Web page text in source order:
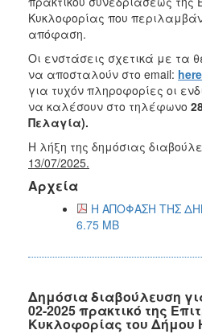
Κυκλοφορίας που
απόφαση.
Οι ενστάσεις σχετικά με τα
να αποσταλούν στο email:
για τυχόν πληροφορίες οι
να καλέσουν στο τηλέφωνο
Πελαγία).
Η λήξη της δημόσιας
13/07/2025.
Αρχεία
Η ΑΠΟΦΑΣΗ ΤΗΣ
6.75 MB
Δημόσια διαβούλευση
02-2025 πρακτικό της
Κυκλοφορίας του Δήμου